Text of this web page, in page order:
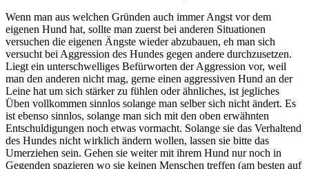
Wenn man aus welchen Gründen auch immer Angst vor dem
eigenen Hund hat, sollte man zuerst bei anderen Situationen
versuchen die eigenen Ängste wieder abzubauen, eh man sich
versucht bei Aggression des Hundes gegen andere durchzusetzen.
Liegt ein unterschwelliges Befürworten der Aggression vor, weil
man den anderen nicht mag, gerne einen aggressiven Hund an der
Leine hat um sich stärker zu fühlen oder ähnliches, ist jegliches
Üben vollkommen sinnlos solange man selber sich nicht ändert. Es
ist ebenso sinnlos, solange man sich mit den oben erwähnten
Entschuldigungen noch etwas vormacht. Solange sie das Verhaltend
des Hundes nicht wirklich ändern wollen, lassen sie bitte das
Umerziehen sein. Gehen sie weiter mit ihrem Hund nur noch in
Gegenden spazieren wo sie keinen Menschen treffen (am besten auf